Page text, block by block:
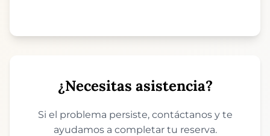
¿Necesitas asistencia?
Si el problema persiste, contáctanos y te
ayudamos a completar tu reserva.